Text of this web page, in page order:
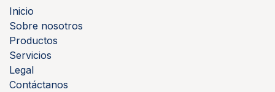
Inicio
Sobre nosotros
Productos
Servicios
Legal
Contáctanos